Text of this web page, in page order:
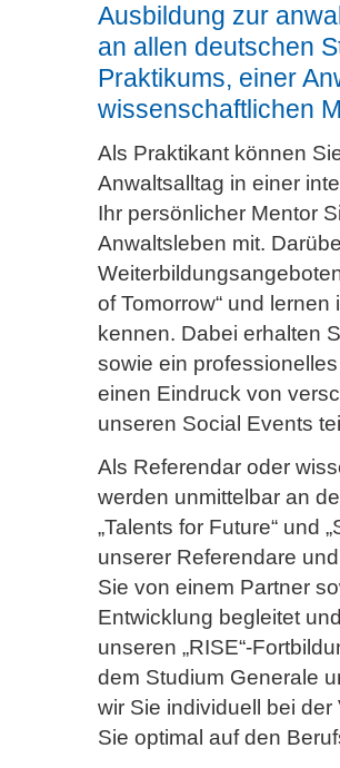
Ausbildung zur
an allen deutschen
Praktikums, einer
wissenschaftlichen
Als Praktikant können
Anwaltsalltag in einer
Ihr persönlicher Mentor
Anwaltsleben mit.
of Tomorrow“ und
kennen. Dabei erhalten
sowie ein
einen Eindruck von
unseren Social Events
Als Referendar oder
werden unmittelbar an
„Talents for Future“ und
unserer Referendare
Sie von einem Partner
Entwicklung begleitet
unseren „RISE“-
dem Studium Generale
wir Sie individuell bei
Sie optimal auf den